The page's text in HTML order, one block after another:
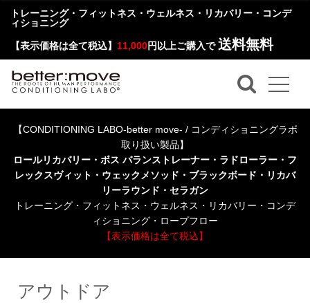
トレーニング・フィットネス・ウェルネス・リカバリー・コンデ
ィショニング
【表示価格は全て税込】 11,000円以上ご購入で 送料無料
【CONDITIONING LABO-better move- / コンディショニングラボ
取り扱い製品】
ロールリカバリー・ボス バランストレーナー・ラドローラー・フ
レックスヴィット・ウェックメソッド・ブラックボード・リカバ
リーラウンド・セラガン
トレーニング・フィットネス・ウェルネス・リカバリー・コンデ
ィショニング・ロープフロー
【表示価格は全て税込】
アウトドア